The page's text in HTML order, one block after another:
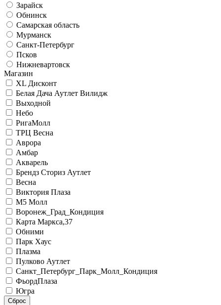
Зарайск
Обнинск
Самарская область
Мурманск
Санкт-Петербург
Псков
Нижневартовск
Магазин
XL Дисконт
Белая Дача Аутлет Вилидж
Выходной
Небо
РигаМолл
ТРЦ Весна
Аврора
Амбар
Акварель
Брендз Сториз Аутлет
Весна
Виктория Плаза
М5 Молл
Воронеж_Град_Кондиция
Карта Маркса,37
Обними
Парк Хаус
Плазма
Пулково Аутлет
Санкт_Петербург_Парк_Молл_Кондиция
ФьордПлаза
Югра
Сброс